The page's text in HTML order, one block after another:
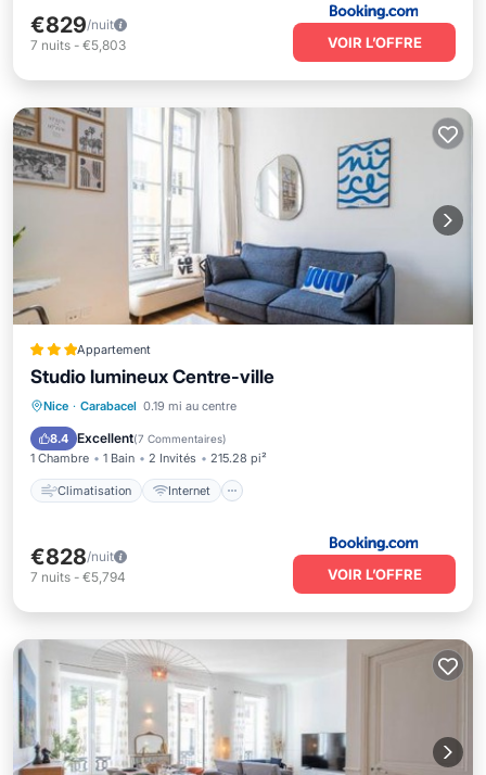
€829/nuit
7 nuits - €5,803 VOIR L’OFFRE
Appartement
Studio lumineux Centre-ville
Nice · Carabacel 0.19 mi au centre
8.4 Excellent(7 Commentaires)
1 Chambre 1 Bain 2 Invités 215.28 pi²
Climatisation Internet
Climatisation
Internet
Adapté aux enfants
€828/nuit
7 nuits - €5,794 VOIR L’OFFRE